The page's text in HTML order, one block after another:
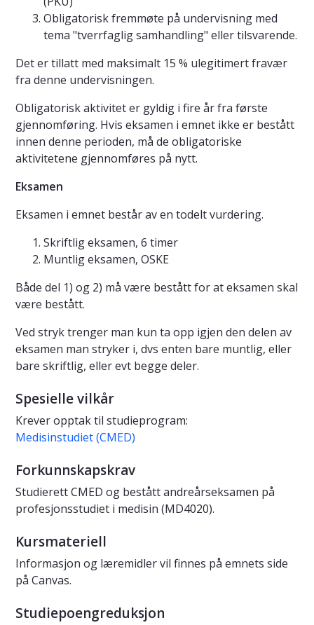
Obligatorisk fremmøte på undervisning med
tema "tverrfaglig samhandling" eller tilsvarende.
Det er tillatt med maksimalt 15 % ulegitimert fravær
fra denne undervisningen.
Obligatorisk aktivitet er gyldig i fire år fra første
gjennomføring. Hvis eksamen i emnet ikke er bestått
innen denne perioden, må de obligatoriske
aktivitetene gjennomføres på nytt.
Eksamen
Eksamen i emnet består av en todelt vurdering.
Skriftlig eksamen, 6 timer
Muntlig eksamen, OSKE
Både del 1) og 2) må være bestått for at eksamen skal
være bestått.
Ved stryk trenger man kun ta opp igjen den delen av
eksamen man stryker i, dvs enten bare muntlig, eller
bare skriftlig, eller evt begge deler.
Spesielle vilkår
Krever opptak til studieprogram:
Medisinstudiet (CMED)
Forkunnskapskrav
Studierett CMED og bestått andreårseksamen på
profesjonsstudiet i medisin (MD4020).
Kursmateriell
Informasjon og læremidler vil finnes på emnets side
på Canvas.
Studiepoengreduksjon